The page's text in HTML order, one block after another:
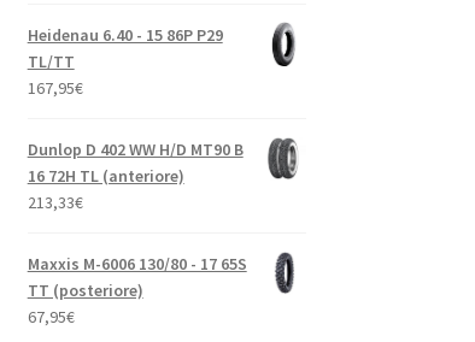
Heidenau 6.40 - 15 86P P29
TL/TT
167,95€
Dunlop D 402 WW H/D MT90 B
16 72H TL (anteriore)
213,33€
Maxxis M-6006 130/80 - 17 65S
TT (posteriore)
67,95€